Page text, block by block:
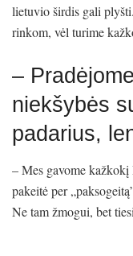
lietuvio širdis gali
rinkom, vėl turime
–
niekšybės
padarius,
– Mes gavome
pakeitė per
Ne tam žmogui, bet